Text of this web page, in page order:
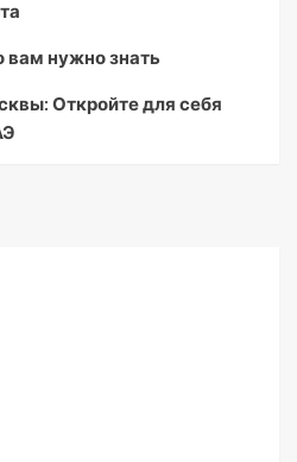
вам нужно знать
Откройте для себя